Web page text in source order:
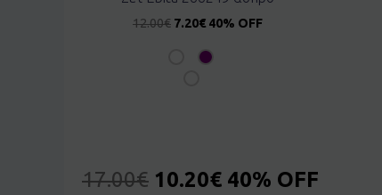
12.00€ 7.20€ 40% OFF
17.00€ 10.20€ 40% OFF